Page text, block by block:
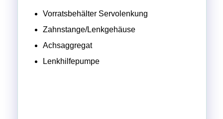
Vorratsbehälter Servolenkung
Zahnstange/Lenkgehäuse
Achsaggregat
Lenkhilfepumpe